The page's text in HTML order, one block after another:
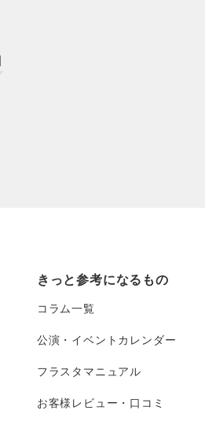
きっと参考になるもの
コラム一覧
公演・イベントカレンダー
フラスタマニュアル
お客様レビュー・口コミ